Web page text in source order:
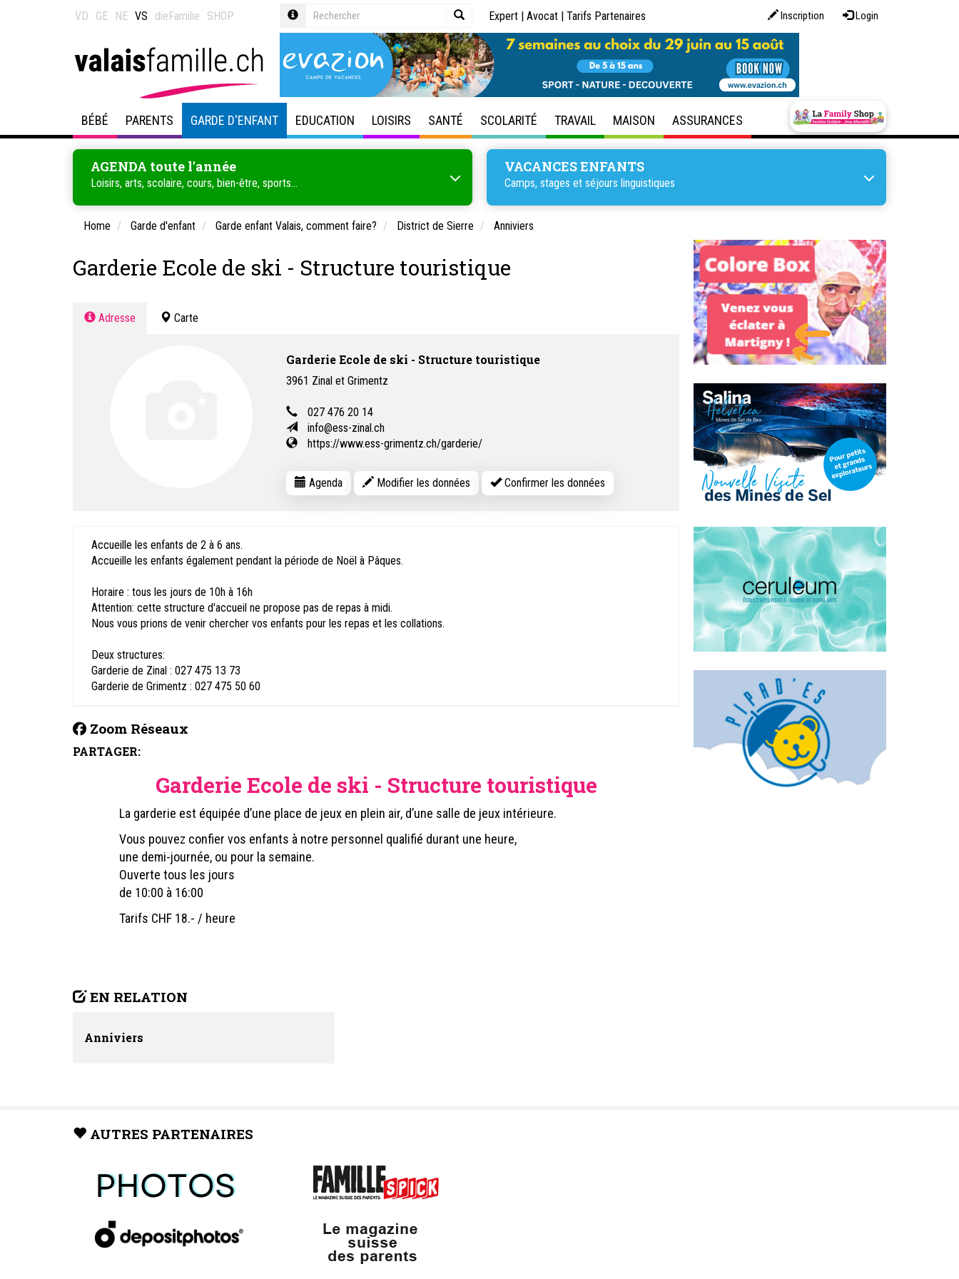
VD GE NE VS dieFamilie SHOP Inscription Login
Expert | Avocat | Tarifs Partenaires
BÉBÉ PARENTS GARDE D'ENFANT EDUCATION LOISIRS SANTÉ SCOLARITÉ TRAVAIL MAISON ASSURANCES
AGENDA toute l'année
Loisirs, arts, scolaire, cours, bien-être, sports...
VACANCES ENFANTS
Camps, stages et séjours linguistiques
Home Garde d'enfant Garde enfant Valais, comment faire? District de Sierre Anniviers
Garderie Ecole de ski - Structure touristique
Adresse Carte
Garderie Ecole de ski - Structure touristique
3961 Zinal et Grimentz
027 476 20 14
info@ess-zinal.ch
https://www.ess-grimentz.ch/garderie/
Agenda Modifier les données Confirmer les données
Accueille les enfants de 2 à 6 ans.
Accueille les enfants également pendant la période de Noël à Pâques.
Horaire : tous les jours de 10h à 16h
Attention: cette structure d'accueil ne propose pas de repas à midi.
Nous vous prions de venir chercher vos enfants pour les repas et les collations.
Deux structures:
Garderie de Zinal : 027 475 13 73
Garderie de Grimentz : 027 475 50 60
Zoom Réseaux
PARTAGER:
Garderie Ecole de ski - Structure touristique
La garderie est équipée d’une place de jeux en plein air, d’une salle de jeux intérieure.
Vous pouvez confier vos enfants à notre personnel qualifié durant une heure,
une demi-journée, ou pour la semaine.
Ouverte tous les jours
de 10:00 à 16:00
Tarifs CHF 18.- / heure
EN RELATION
Anniviers
AUTRES PARTENAIRES